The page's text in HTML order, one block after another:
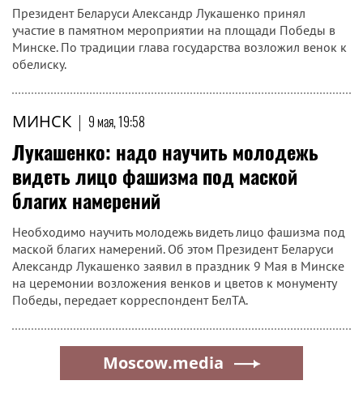
Президент Беларуси Александр Лукашенко принял
участие в памятном мероприятии на площади Победы в
Минске. По традиции глава государства возложил венок к
обелиску.
МИНСК | 9 мая, 19:58
Лукашенко: надо научить молодежь
видеть лицо фашизма под маской
благих намерений
Необходимо научить молодежь видеть лицо фашизма под
маской благих намерений. Об этом Президент Беларуси
Александр Лукашенко заявил в праздник 9 Мая в Минске
на церемонии возложения венков и цветов к монументу
Победы, передает корреспондент БелТА.
Moscow.media